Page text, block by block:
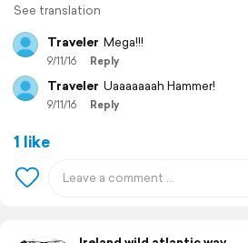
See translation
Traveler Mega!!!
9/11/16 Reply
Traveler Uaaaaaaah Hammer!
9/11/16 Reply
1 like